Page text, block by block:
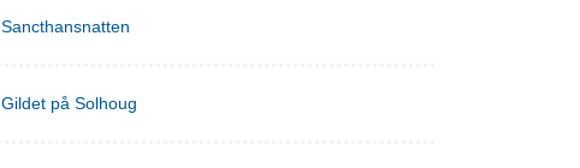
Sancthansnatten
Gildet på Solhoug